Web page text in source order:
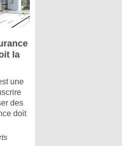
la
une
des
doit